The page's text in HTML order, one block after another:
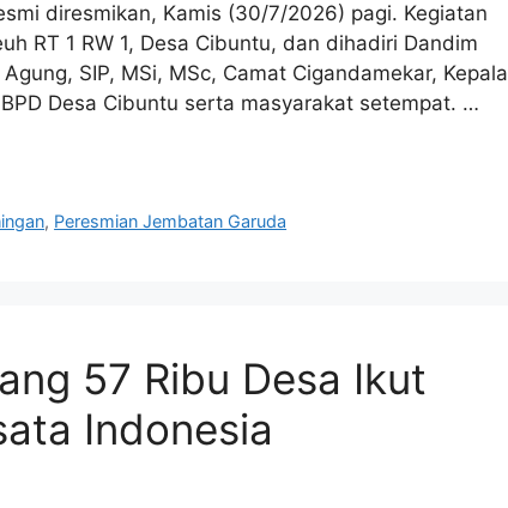
diresmikan, Kamis (30/7/2026) pagi. Kegiatan
RT 1 RW 1, Desa Cibuntu, dan dihadiri Dandim
SIP, MSi, MSc, Camat Cigandamekar, Kepala
Desa Cibuntu serta masyarakat setempat. …
, Peresmian Jembatan Garuda
57 Ribu Desa Ikut
Indonesia